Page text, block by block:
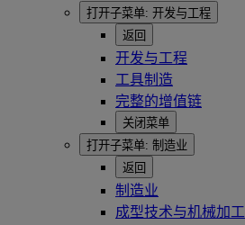
打开子菜单: 开发与工程
返回
开发与工程
工具制造
完整的增值链
关闭菜单
打开子菜单: 制造业
返回
制造业
成型技术与机械加工